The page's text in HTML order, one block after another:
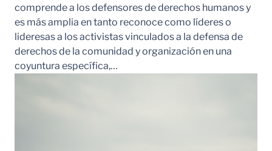
comprende a los defensores de derechos humanos y
es más amplia en tanto reconoce como líderes o
lideresas a los activistas vinculados a la defensa de
derechos de la comunidad y organización en una
coyuntura específica,…